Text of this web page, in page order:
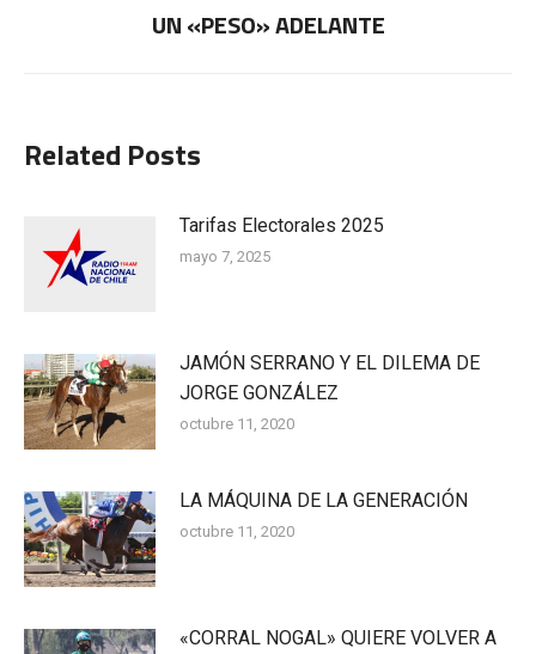
Publicación
UN «PESO» ADELANTE
Related Posts
Tarifas Electorales 2025
mayo 7, 2025
JAMÓN SERRANO Y EL DILEMA DE
JORGE GONZÁLEZ
octubre 11, 2020
LA MÁQUINA DE LA GENERACIÓN
octubre 11, 2020
«CORRAL NOGAL» QUIERE VOLVER A